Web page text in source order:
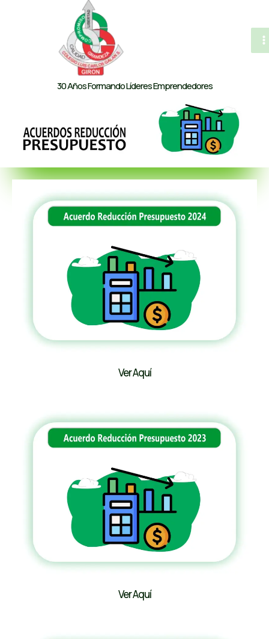
30 Años Formando Líderes Emprendedores
Ver Aquí
Ver Aquí